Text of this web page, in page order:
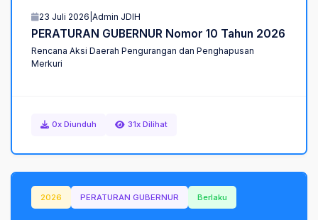
23 Juli 2026 Admin JDIH
PERATURAN GUBERNUR Nomor 10 Tahun 2026
Rencana Aksi Daerah Pengurangan dan Penghapusan
Merkuri
0x Diunduh 31x Dilihat
2026 PERATURAN GUBERNUR Berlaku